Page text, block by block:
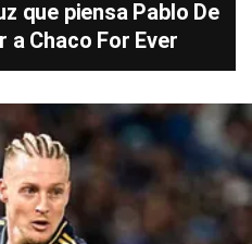
que piensa Pablo De
Chaco For Ever